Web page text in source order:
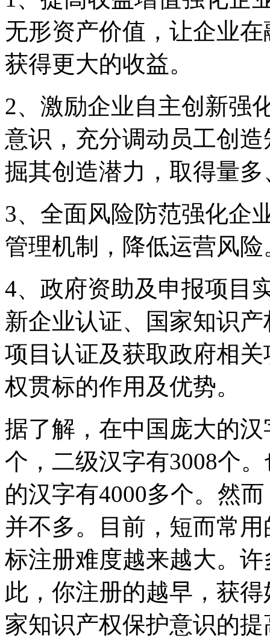
无形资产价值，让企业
获得更大的收益。
2、激励企业自主创新强
意识，充分调动员工创
掘其创造潜力，取得量
3、全面风险防范强化企
管理机制，降低运营风险
4、政府资助及申报项目
新企业认证、国家知识
项目认证及获取政府相
权贯标的作用及优势。
据了解，在中国庞大的
个，二级汉字有3008个
的汉字有4000多个。然
并不多。目前，短而常
标注册难度越来越大。
此，你注册的越早，获
家知识产权保护意识的